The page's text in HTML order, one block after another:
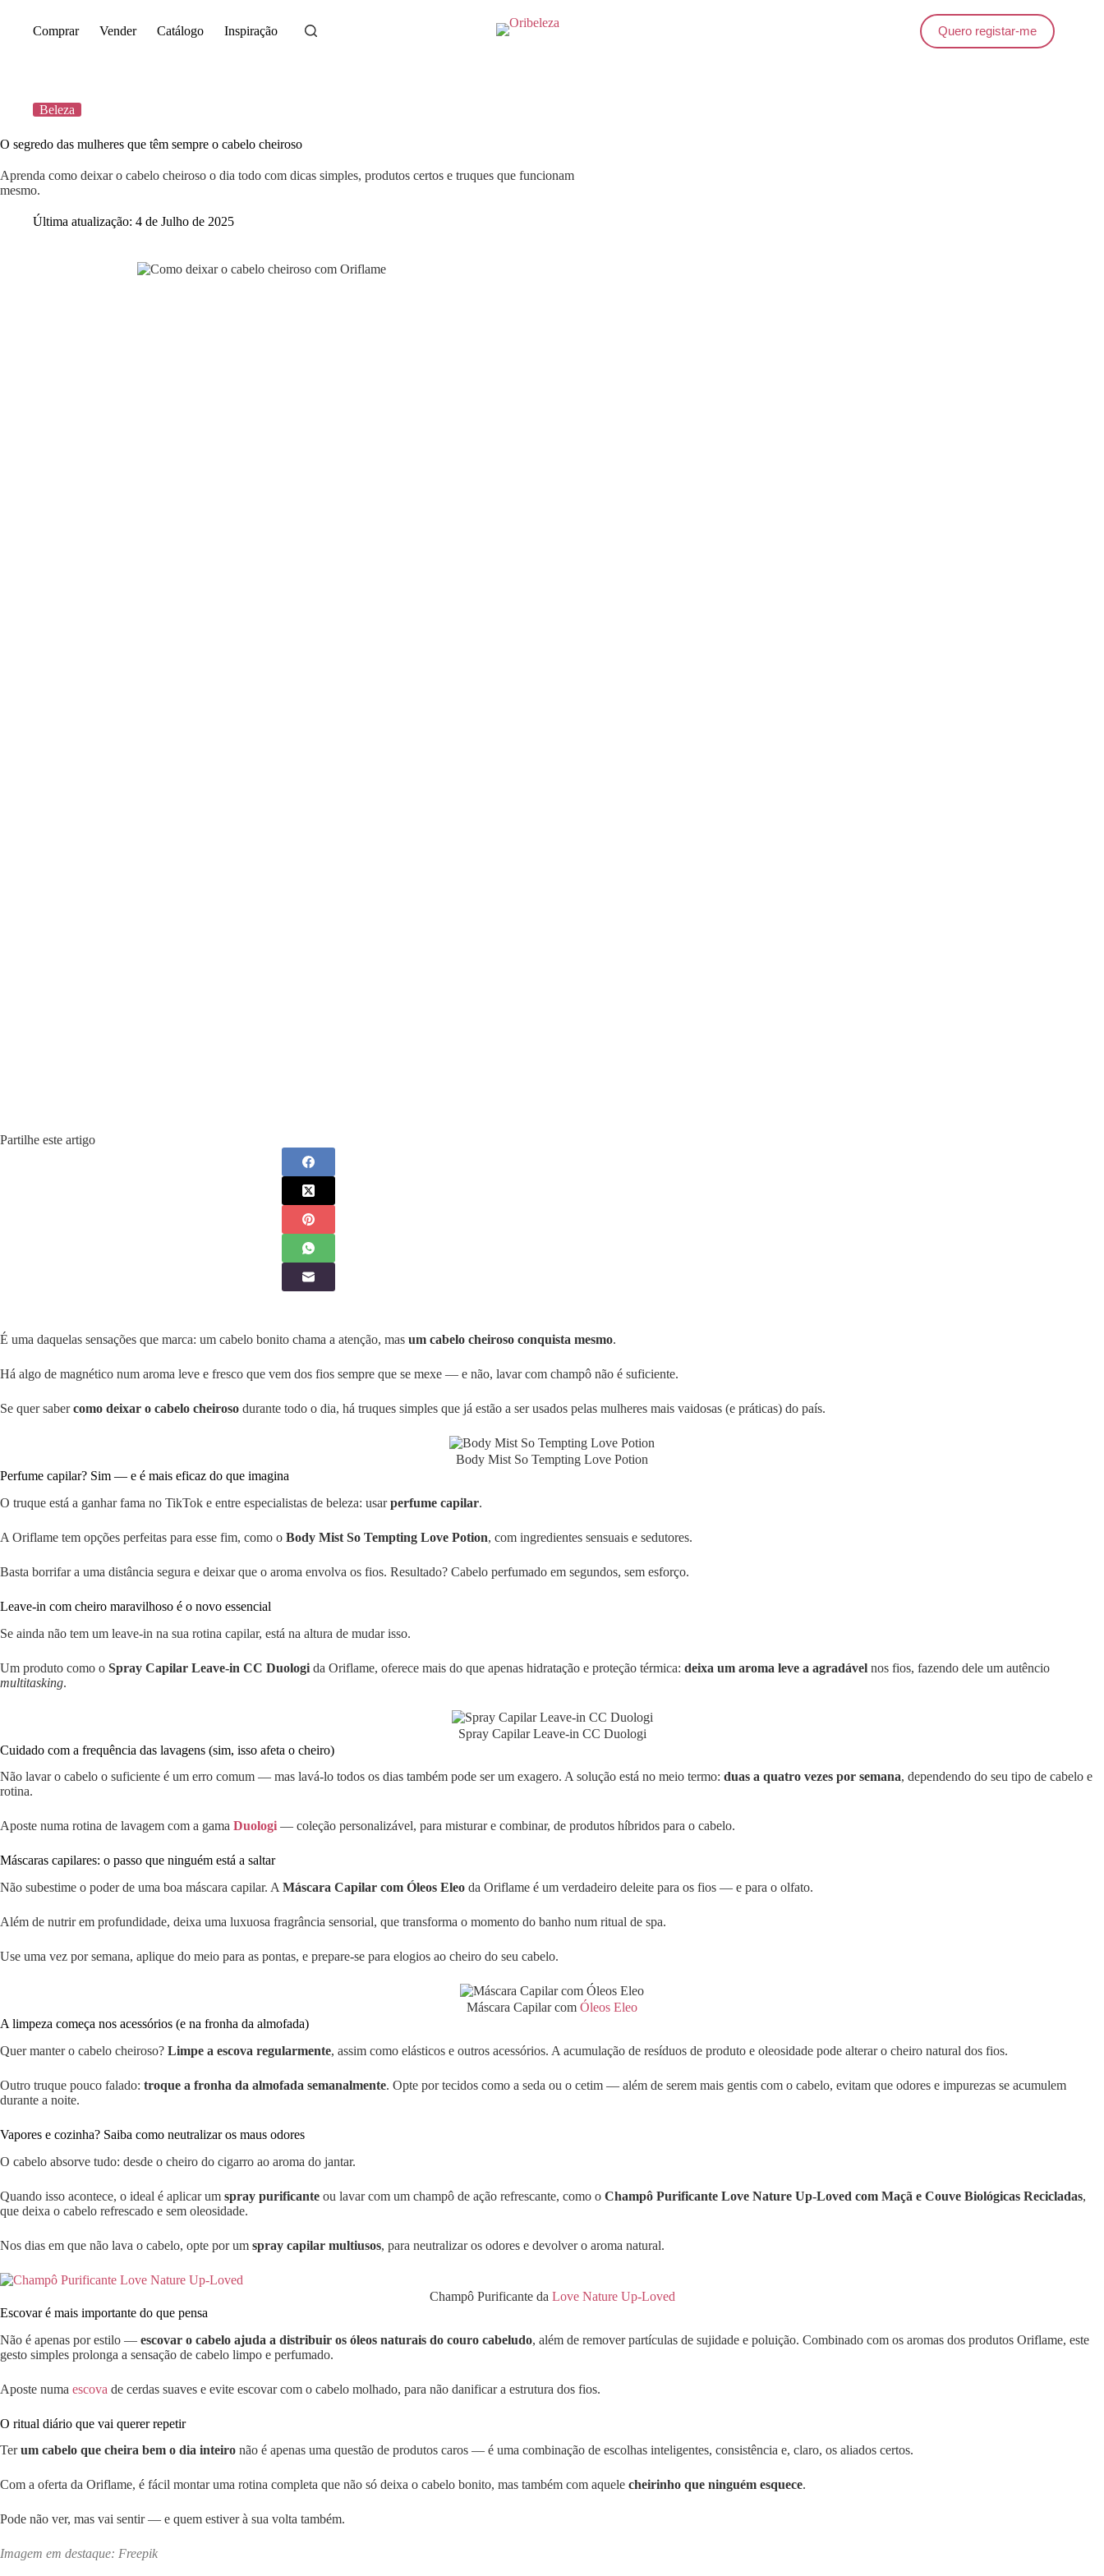
Comprar Vender Catálogo Inspiração Quero registar-me
Beleza
O segredo das mulheres que têm sempre o cabelo cheiroso
Aprenda como deixar o cabelo cheiroso o dia todo com dicas simples, produtos certos e truques que funcionam
mesmo.
Última atualização: 4 de Julho de 2025
Partilhe este artigo
É uma daquelas sensações que marca: um cabelo bonito chama a atenção, mas um cabelo cheiroso conquista mesmo.
Há algo de magnético num aroma leve e fresco que vem dos fios sempre que se mexe — e não, lavar com champô não é suficiente.
Se quer sabercomo deixar o cabelo cheiroso durante todo o dia, há truques simples que já estão a ser usados pelas mulheres mais vaidosas (e práticas) do país.
Body Mist So Tempting Love Potion
Perfume capilar? Sim — e é mais eficaz do que imagina
O truque está a ganhar fama no TikTok e entre especialistas de beleza: usarperfume capilar.
A Oriflame tem opções perfeitas para esse fim, como o Body Mist So Tempting Love Potion, com ingredientes sensuais e sedutores.
Basta borrifar a uma distância segura e deixar que o aroma envolva os fios. Resultado? Cabelo perfumado em segundos, sem esforço.
Leave-in com cheiro maravilhoso é o novo essencial
Se ainda não tem um leave-in na sua rotina capilar, está na altura de mudar isso.
Um produto como o Spray Capilar Leave-in CC Duologi da Oriflame, oferece mais do que apenas hidratação e proteção térmica: deixa um aroma leve a agradável nos fios, fazendo dele um autêncio
multitasking.
Spray Capilar Leave-in CC Duologi
Cuidado com a frequência das lavagens (sim, isso afeta o cheiro)
Não lavar o cabelo o suficiente é um erro comum — mas lavá-lo todos os dias também pode ser um exagero. A solução está no meio termo: duas a quatro vezes por semana, dependendo do seu tipo de cabelo e
rotina.
Aposte numa rotina de lavagem com a gama Duologi — coleção personalizável, para misturar e combinar, de produtos híbridos para o cabelo.
Máscaras capilares: o passo que ninguém está a saltar
Não subestime o poder de uma boa máscara capilar. A Máscara Capilar com Óleos Eleo da Oriflame é um verdadeiro deleite para os fios — e para o olfato.
Além de nutrir em profundidade, deixa uma luxuosa fragrância sensorial, que transforma o momento do banho num ritual de spa.
Use uma vez por semana, aplique do meio para as pontas, e prepare-se para elogios ao cheiro do seu cabelo.
Máscara Capilar com Óleos Eleo
A limpeza começa nos acessórios (e na fronha da almofada)
Quer manter o cabelo cheiroso? Limpe a escova regularmente, assim como elásticos e outros acessórios. A acumulação de resíduos de produto e oleosidade pode alterar o cheiro natural dos fios.
Outro truque pouco falado: troque a fronha da almofada semanalmente. Opte por tecidos como a seda ou o cetim — além de serem mais gentis com o cabelo, evitam que odores e impurezas se acumulem
durante a noite.
Vapores e cozinha? Saiba como neutralizar os maus odores
O cabelo absorve tudo: desde o cheiro do cigarro ao aroma do jantar.
Quando isso acontece, o ideal é aplicar um spray purificante ou lavar com um champô de ação refrescante, como o Champô Purificante Love Nature Up-Loved com Maçã e Couve Biológicas Recicladas,
que deixa o cabelo refrescado e sem oleosidade.
Nos dias em que não lava o cabelo, opte por um spray capilar multiusos, para neutralizar os odores e devolver o aroma natural.
Champô Purificante da Love Nature Up-Loved
Escovar é mais importante do que pensa
Não é apenas por estilo — escovar o cabelo ajuda a distribuir os óleos naturais do couro cabeludo, além de remover partículas de sujidade e poluição. Combinado com os aromas dos produtos Oriflame, este
gesto simples prolonga a sensação de cabelo limpo e perfumado.
Aposte numa escova de cerdas suaves e evite escovar com o cabelo molhado, para não danificar a estrutura dos fios.
O ritual diário que vai querer repetir
Terum cabelo que cheira bem o dia inteiro não é apenas uma questão de produtos caros — é uma combinação de escolhas inteligentes, consistência e, claro, os aliados certos.
Com a oferta da Oriflame, é fácil montar uma rotina completa que não só deixa o cabelo bonito, mas também com aquele cheirinho que ninguém esquece.
Pode não ver, mas vai sentir — e quem estiver à sua volta também.
Imagem em destaque: Freepik